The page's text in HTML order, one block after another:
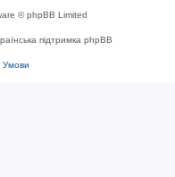
© phpBB Limited
підтримка phpBB
Умови